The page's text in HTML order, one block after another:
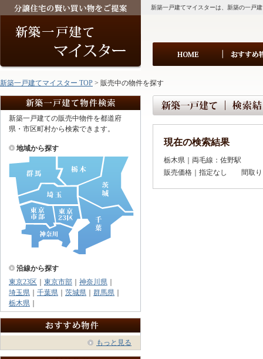
新築一戸建てマイスターは、新築の一戸
新築一戸建てマイスター TOP > 販売中の物件を探す
新築一戸建ての販売中物件を都道府
県・市区町村から検索できます。
地域から探す
沿線から探す
東京23区
東京市部 神奈川県
埼玉県
千葉県 茨城県 群馬県
栃木県
もっと見る
現在の検索結果
栃木県｜両毛線：佐野駅
販売価格｜指定なし 間取